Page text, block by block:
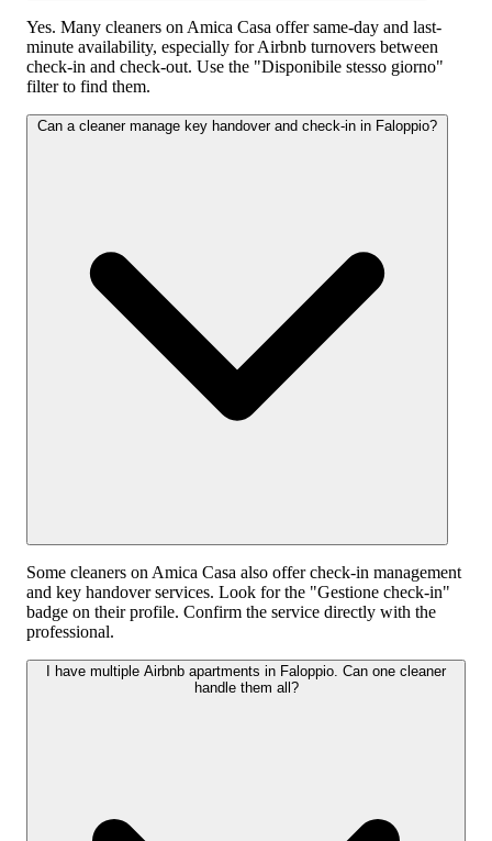
Yes. Many cleaners on Amica Casa offer same-day and last-
minute availability, especially for Airbnb turnovers between
check-in and check-out. Use the "Disponibile stesso giorno"
filter to find them.
Can a cleaner manage key handover and check-in in Faloppio?
Some cleaners on Amica Casa also offer check-in management
and key handover services. Look for the "Gestione check-in"
badge on their profile. Confirm the service directly with the
professional.
I have multiple Airbnb apartments in Faloppio. Can one cleaner
handle them all?